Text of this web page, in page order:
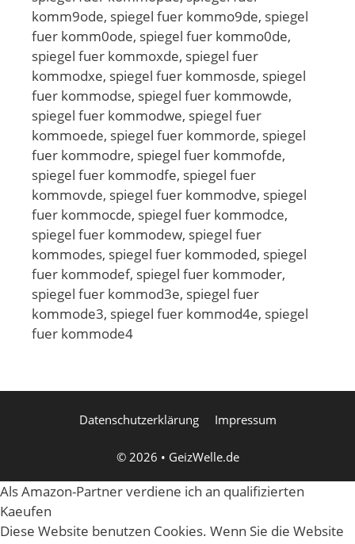
komm9ode, spiegel fuer kommo9de, spiegel
fuer komm0ode, spiegel fuer kommo0de,
spiegel fuer kommoxde, spiegel fuer
kommodxe, spiegel fuer kommosde, spiegel
fuer kommodse, spiegel fuer kommowde,
spiegel fuer kommodwe, spiegel fuer
kommoede, spiegel fuer kommorde, spiegel
fuer kommodre, spiegel fuer kommofde,
spiegel fuer kommodfe, spiegel fuer
kommovde, spiegel fuer kommodve, spiegel
fuer kommocde, spiegel fuer kommodce,
spiegel fuer kommodew, spiegel fuer
kommodes, spiegel fuer kommoded, spiegel
fuer kommodef, spiegel fuer kommoder,
spiegel fuer kommod3e, spiegel fuer
kommode3, spiegel fuer kommod4e, spiegel
fuer kommode4
Datenschutzerklärung Impressum
© 2026 • GeizWelle.de
Als Amazon-Partner verdiene ich an qualifizierten
Kaeufen
Diese Website benutzen Cookies. Wenn Sie die Website